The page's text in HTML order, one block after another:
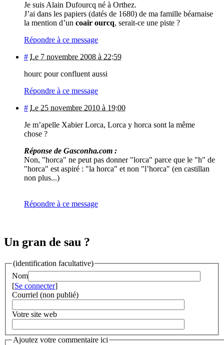
Je suis Alain Dufourcq né à Orthez.
J’ai dans les papiers (datés de 1680) de ma famille béarnaise
la mention d’un coair ourcq, serait-ce une piste ?
Répondre à ce message
# Le 7 novembre 2008 à 22:59
hourc pour confluent aussi
Répondre à ce message
# Le 25 novembre 2010 à 19:00
Je m’apelle Xabier Lorca, Lorca y horca sont la même
chose ?
Réponse de Gasconha.com :
Non, "horca" ne peut pas donner "lorca" parce que le "h" de
"horca" est aspiré : "la horca" et non "l’horca" (en castillan
non plus...)
Répondre à ce message
Un gran de sau ?
(identification facultative)
Nom
[Se connecter]
Courriel (non publié)
Votre site web
Ajoutez votre commentaire ici